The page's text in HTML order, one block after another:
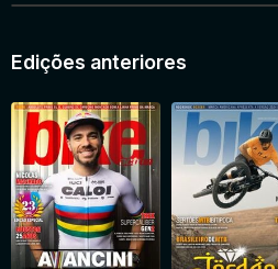
Edições anteriores